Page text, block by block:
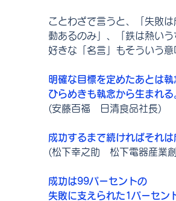
ことわざで言うと、「失敗
動あるのみ」、「鉄は熱い
好きな「名言」もそういう意
明確な目標を定めたあとは執
ひらめきも執念から生まれる
(安藤百福　日清食品社長)
成功するまで続ければそれは
(松下幸之助　松下電器産業
成功は99パーセントの
失敗に支えられた1パーセン